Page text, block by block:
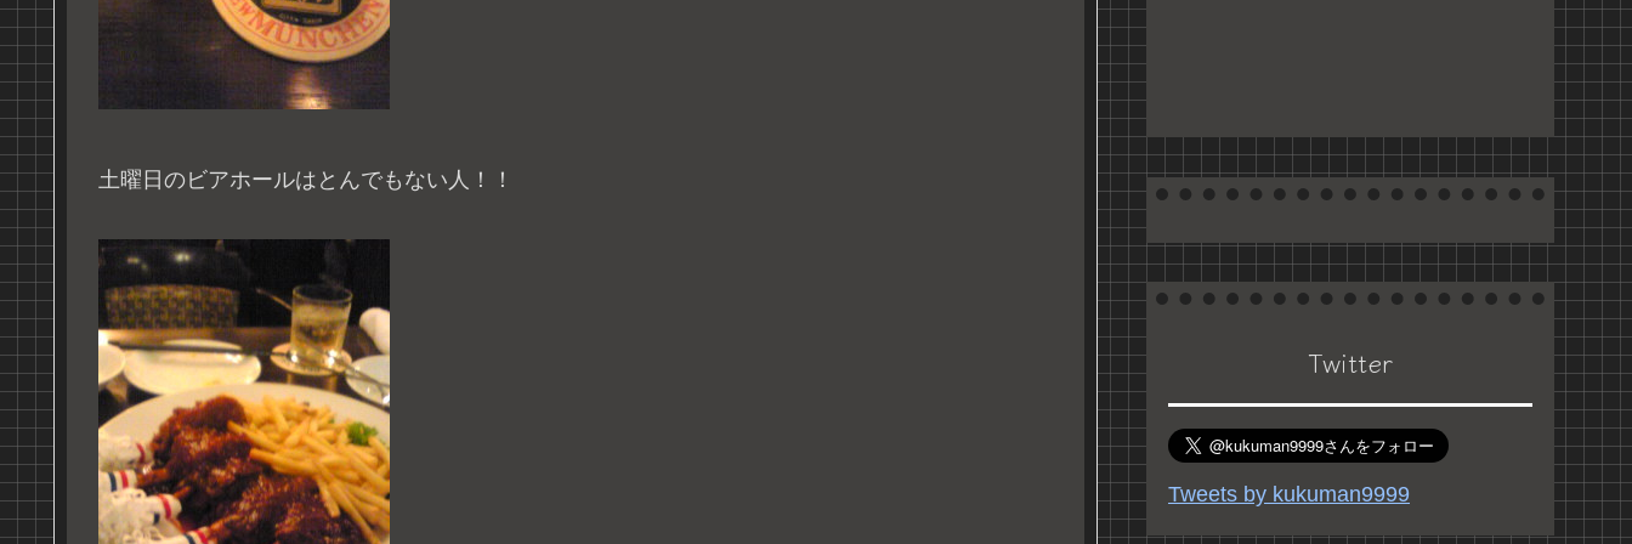
土曜日のビアホールはとんでもない人！！
Twitter
Tweets by kukuman9999